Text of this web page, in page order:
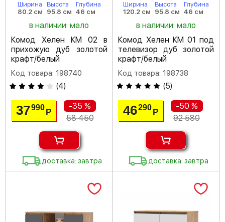
Ширина
80.2 см
Высота
95.8 см
Глубина
46 см
в наличии: мало
Комод Хелен КМ 02 в
прихожую дуб золотой
крафт/белый
Код товара: 198740
(4)
37990Р
-35 %
58 450
доставка: завтра
Ширина
120.2 см
Высота
95.8 см
Глубина
46 см
в наличии: мало
Комод Хелен КМ 01 под
телевизор дуб золотой
крафт/белый
Код товара: 198738
(5)
46290 Р
-50 %
92 580
доставка: завтра